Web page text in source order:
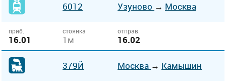
6012 Узуново → Москва
приб.
16.01
стоянка
1м
отправ.
16.02
379Й Москва → Камышин